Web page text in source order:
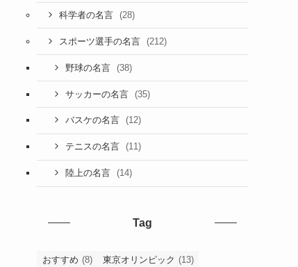
科学者の名言 (28)
スポーツ選手の名言 (212)
野球の名言 (38)
サッカーの名言 (35)
バスケの名言 (12)
テニスの名言 (11)
陸上の名言 (14)
Tag
おすすめ (8) 東京オリンピック (13)